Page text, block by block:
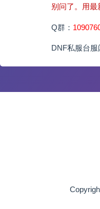
别问了。用
Q群：
DNF私服台